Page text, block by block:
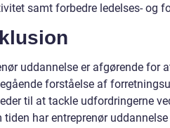
samt forbedre ledelses-
uddannelse er afgørende
forståelse af
til at tackle udfordringerne
tiden har entreprenør